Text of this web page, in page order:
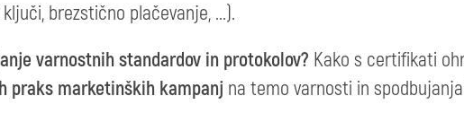
brezstično plačevanje, ...).
varnostnih standardov in protokolov? Kako s certifikati
praks marketinških kampanj na temo varnosti in